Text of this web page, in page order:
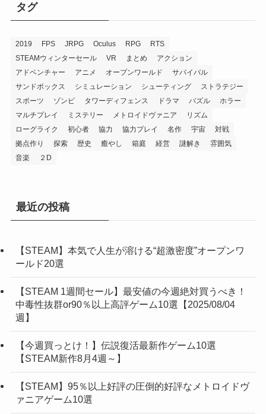
タグ
2019 FPS JRPG Oculus RPG
RTS
STEAMウィンターセール
VR まとめ
アクション
アドベンチャー
アニメ オープンワールド
サバイバル
サンドボックス
シミュレーション シューティング
ストラテジー
スポーツ
ゾンビ タワーディフェンス ドラマ パズル
ホラー
マルチプレイ
ミステリー メトロイドヴァニア
リズム
ローグライク
初心者 協力 協力プレイ 名作 宇宙
対戦
拠点作り
探索 歴史 癒やし 箱庭 経営 謎解き
雰囲気
音楽
２D
最近の投稿
【STEAM】本気で人生が溶ける“超激密度”オープンワ
ールド20選
【STEAM 1週間セール】最安値の今週絶対買うべき！
中毒性抜群or90％以上高評ゲーム10選【2025/08/04
週】
【今週買っとけ！】伝説復活最新作ゲーム10選
【STEAM新作8月4週～】
【STEAM】95％以上好評の圧倒的好評なメトロイドヴ
ァニアゲーム10選